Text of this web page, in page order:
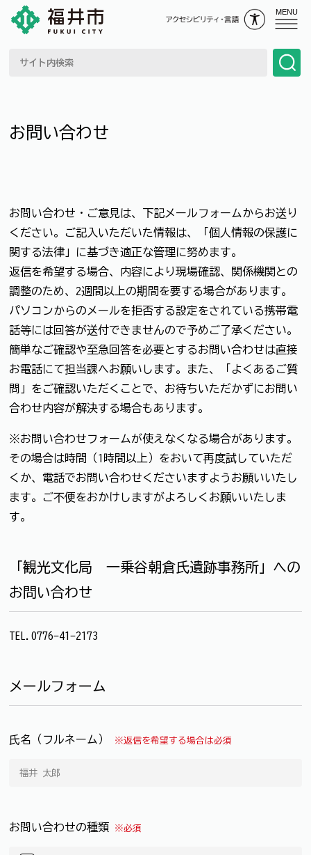
MENU
お問い合わせ
お問い合わせ・ご意見は、下記メールフォームからお送り
ください。ご記入いただいた情報は、「個人情報の保護に
関する法律」に基づき適正な管理に努めます。
返信を希望する場合、内容により現場確認、関係機関との
調整のため、2週間以上の期間を要する場合があります。
パソコンからのメールを拒否する設定をされている携帯電
話等には回答が送付できませんので予めご了承ください。
簡単なご確認や至急回答を必要とするお問い合わせは直接
お電話にて担当課へお願いします。また、「よくあるご質
問」をご確認いただくことで、お待ちいただかずにお問い
合わせ内容が解決する場合もあります。
※お問い合わせフォームが使えなくなる場合があります。
その場合は時間（1時間以上）をおいて再度試していただ
くか、電話でお問い合わせくださいますようお願いいたし
ます。ご不便をおかけしますがよろしくお願いいたしま
す。
「観光文化局 一乗谷朝倉氏遺跡事務所」への
お問い合わせ
TEL.0776-41-2173
メールフォーム
氏名（フルネーム） ※返信を希望する場合は必須
お問い合わせの種類 ※必須